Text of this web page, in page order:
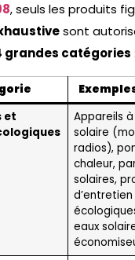
, seuls les produits
sont
grandes catégories :
et
Appareils
solaire
radios),
chaleur,
solaires,
d’entretien
eaux